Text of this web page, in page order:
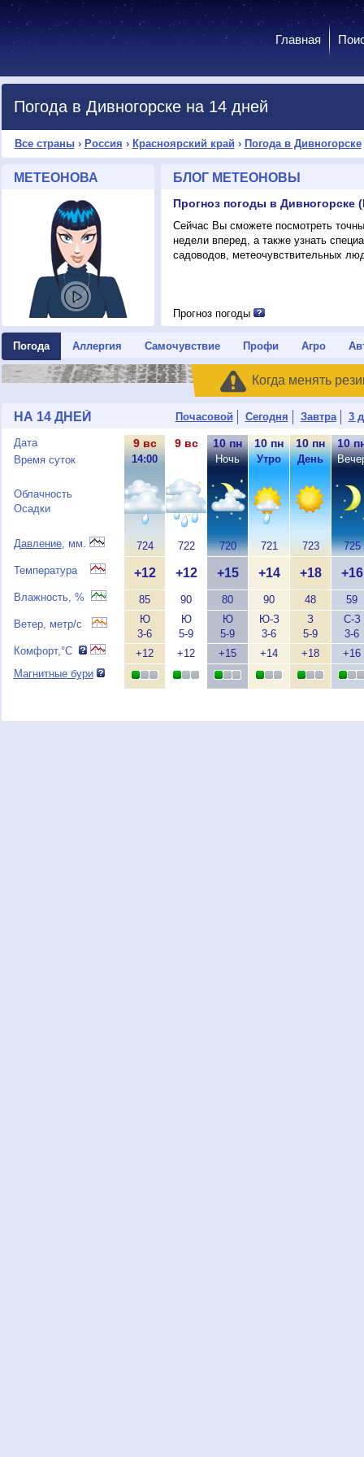
Главная
Погода в Дивногорске на 14 дней
Все страны› Россия › Красноярский край › Погода в Дивногорске
МЕТЕОНОВА БЛОГ МЕТЕОНОВЫ
Прогноз погоды в Дивногорске
Сейчас Вы сможете посмотреть
недели вперед, а также узнать
садоводов, метеочувствительных
Прогноз погоды
Погода Аллергия Самочувствие Профи Агро
Когда менять
НА 14 ДНЕЙ Почасовой Сегодня Завтра 3
Дата
Время суток
Облачность
Осадки
Давление, мм.
Температура
Влажность, %
Ветер, метр/с
Комфорт,°C
Магнитные бури
9 вс
14:00
724
+12
85
Ю
3-6
+12
9 вс
722
+12
90
Ю
5-9
+12
10 пн
Ночь
720
+15
80
Ю
5-9
+15
10 пн
Утро
721
+14
90
Ю-З
3-6
+14
10 пн
День
723
+18
48
З
5-9
+18
10
725
+16
59
С-З
3-6
+16